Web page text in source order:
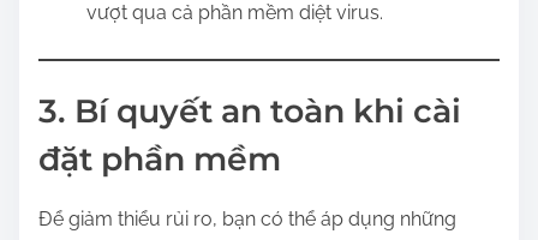
vượt qua cả phần mềm diệt virus.
3. Bí quyết an toàn khi cài
đặt phần mềm
Để giảm thiểu rủi ro, bạn có thể áp dụng những